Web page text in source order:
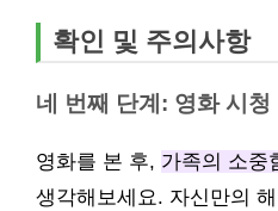
확인 및 주의사항
네 번째 단계: 영화 시청
영화를 본 후, 가족의 소중
생각해보세요. 자신만의